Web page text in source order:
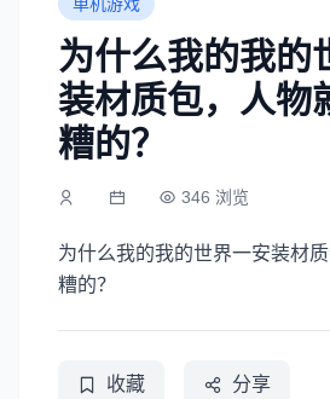
为什么我的我的
装材质包，人物
糟的？
346 浏览
为什么我的我的世界一安装材
糟的？
收藏 分享